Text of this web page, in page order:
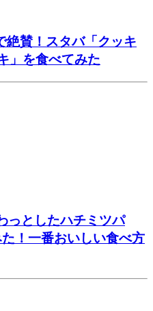
絶賛！スタバ「クッキ
」を食べてみた
っとしたハチミツパ
！一番おいしい食べ方